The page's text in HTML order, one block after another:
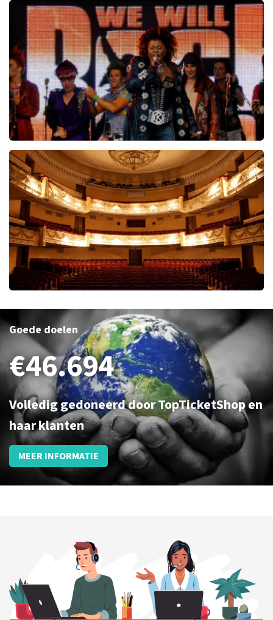
Cats
240+reviews
KOOP TICKETS
We Will Rock You
96reviews
KOOP TICKETS
Tulip Town
KOOP TICKETS
Goede doelen
€46.694
Volledig gedoneerd door TopTicketShop en
haar klanten
MEER INFORMATIE